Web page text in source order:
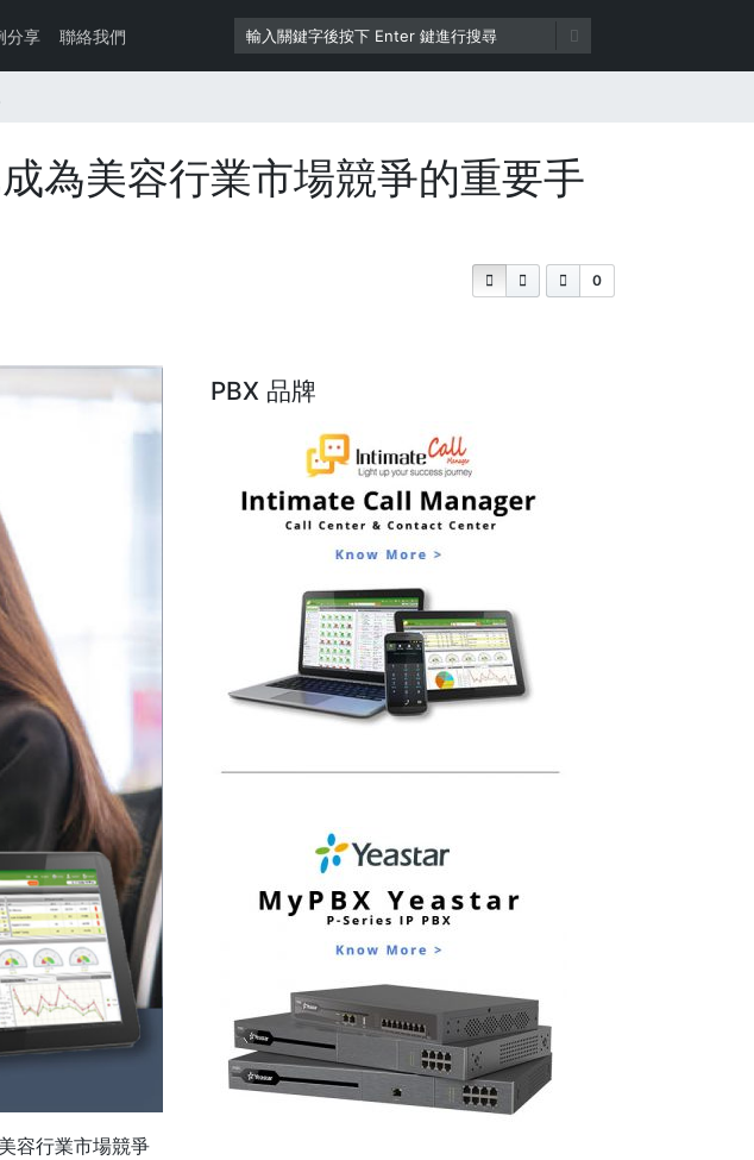
分享 聯絡我們
為美容行業市場競爭的重要手
0
容行業市場競爭
PBX 品牌